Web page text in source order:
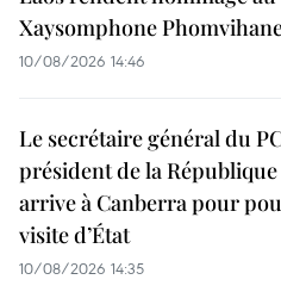
Xaysomphone
10/08/2026 14:46
Le secrétaire général du
président de la République
arrive à Canberra pour
visite d’État
10/08/2026 14:35